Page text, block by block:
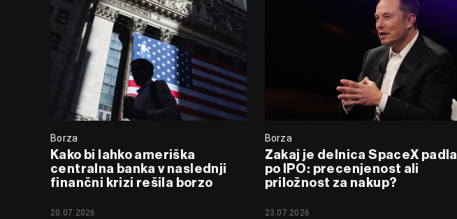
Borza
Kako bi lahko ameriška
centralna banka v naslednji
finančni krizi rešila borzo
20.07.2026
Borza
Zakaj je delnica SpaceX padla
po IPO: precenjenost ali
priložnost za nakup?
23.07.2026